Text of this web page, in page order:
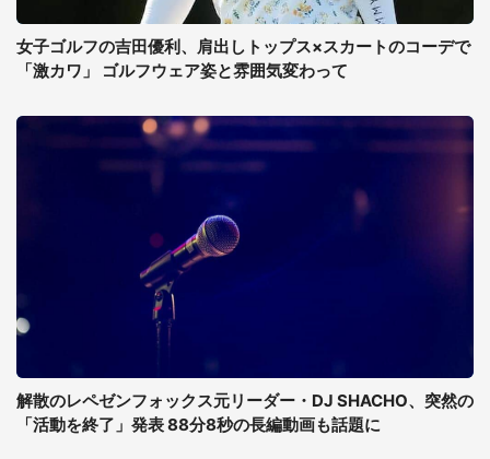
女子ゴルフの吉田優利、肩出しトップス×スカートのコーデで
「激カワ」 ゴルフウェア姿と雰囲気変わって
解散のレペゼンフォックス元リーダー・DJ SHACHO、突然の
「活動を終了」発表 88分8秒の長編動画も話題に